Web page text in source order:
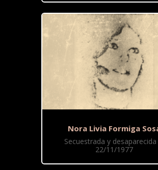
Nora Livia Formiga
Secuestrada y desaparecida
22/11/1977